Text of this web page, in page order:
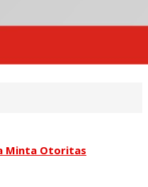
Minta Otoritas